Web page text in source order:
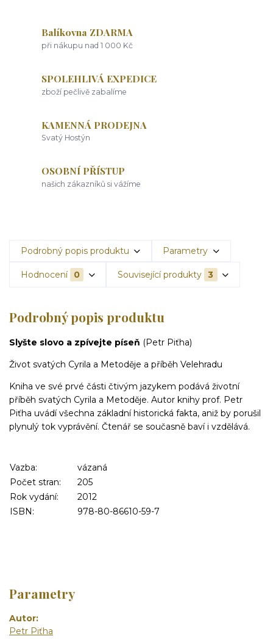
Balíkovna ZDARMA
při nákupu nad 1 000 Kč
SPOLEHLIVÁ EXPEDICE
zboží pečlivě zabalíme
KAMENNÁ PRODEJNA
Svatý Hostýn
OSOBNÍ PŘÍSTUP
našich zákazníků si vážíme
Podrobný popis produktu Parametry
Hodnocení 0 Související produkty 3
Podrobný popis produktu
Slyšte slovo a zpívejte píseň (Petr Piťha)
Život svatých Cyrila a Metoděje a příběh Velehradu
Kniha ve své prvé části čtivým jazykem podává životní
příběh svatých Cyrila a Metoděje. Autor knihy prof. Petr
Piťha uvádí všechna základní historická fakta, aniž by porušil
plynulý tok vyprávění. Čtenář se současně baví i vzdělává.
Vazba:
vázaná
Počet stran:
205
Rok vydání:
2012
ISBN:
978-80-86610-59-7
Parametry
Autor
Petr Piťha